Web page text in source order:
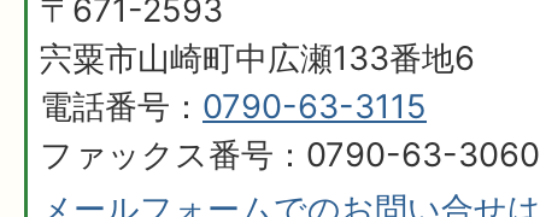
〒671-2593
宍粟市山崎町中広瀬133番地6
電話番号： 0790-63-3115
ファックス番号：0790-63-3060